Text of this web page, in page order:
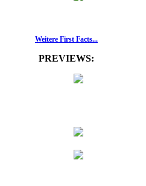
Weitere First Facts...
PREVIEWS: